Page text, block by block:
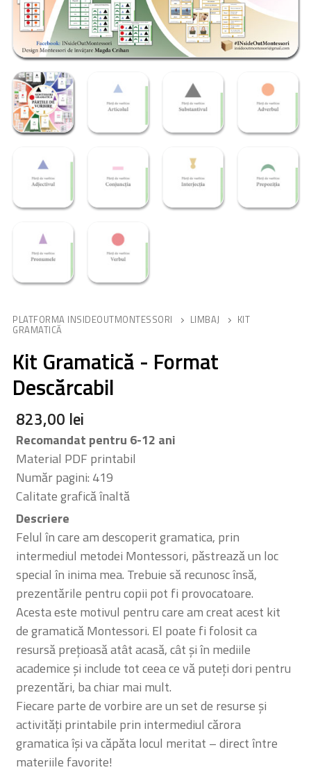
PLATFORMA INSIDEOUTMONTESSORI LIMBAJ KIT
GRAMATICĂ
Kit Gramatică - Format
Descărcabil
823,00 lei
Recomandat pentru 6-12 ani
Material PDF printabil
Număr pagini: 419
Calitate grafică înaltă
Descriere
Felul în care am descoperit gramatica, prin
intermediul metodei Montessori, păstrează un loc
special în inima mea. Trebuie să recunosc însă,
prezentările pentru copii pot fi provocatoare.
Acesta este motivul pentru care am creat acest kit
de gramatică Montessori. El poate fi folosit ca
resursă prețioasă atât acasă, cât și în mediile
academice și include tot ceea ce vă puteți dori pentru
prezentări, ba chiar mai mult.
Fiecare parte de vorbire are un set de resurse și
activități printabile prin intermediul cărora
gramatica își va căpăta locul meritat – direct între
materiile favorite!